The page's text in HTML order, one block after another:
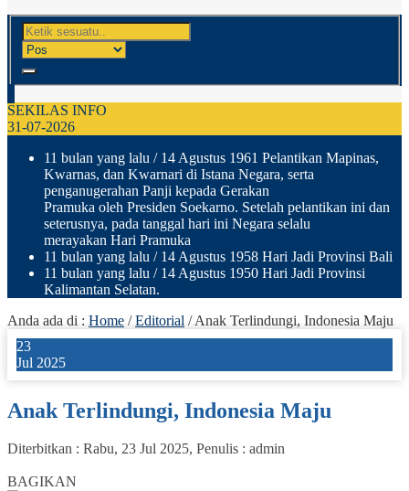
SEKILAS INFO
31-07-2026
11 bulan yang lalu / 14 Agustus 1961 Pelantikan Mapinas,
Kwarnas, dan Kwarnari di Istana Negara, serta
penganugerahan Panji kepada Gerakan
Pramuka oleh Presiden Soekarno. Setelah pelantikan ini dan
seterusnya, pada tanggal hari ini Negara selalu
merayakan Hari Pramuka
11 bulan yang lalu / 14 Agustus 1958 Hari Jadi Provinsi Bali
11 bulan yang lalu / 14 Agustus 1950 Hari Jadi Provinsi
Kalimantan Selatan.
Anda ada di : Home /Editorial /Anak Terlindungi, Indonesia Maju
23
Jul 2025
Anak Terlindungi, Indonesia Maju
Diterbitkan : Rabu, 23 Jul 2025, Penulis : admin
BAGIKAN